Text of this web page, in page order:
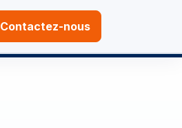
Contactez-nous